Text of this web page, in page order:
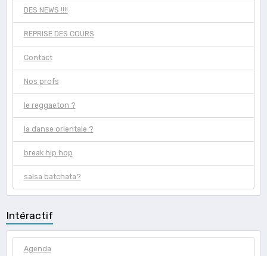
DES NEWS !!!!
REPRISE DES COURS
Contact
Nos profs
le reggaeton ?
la danse orientale ?
break hip hop
salsa batchata?
Intéractif
Agenda